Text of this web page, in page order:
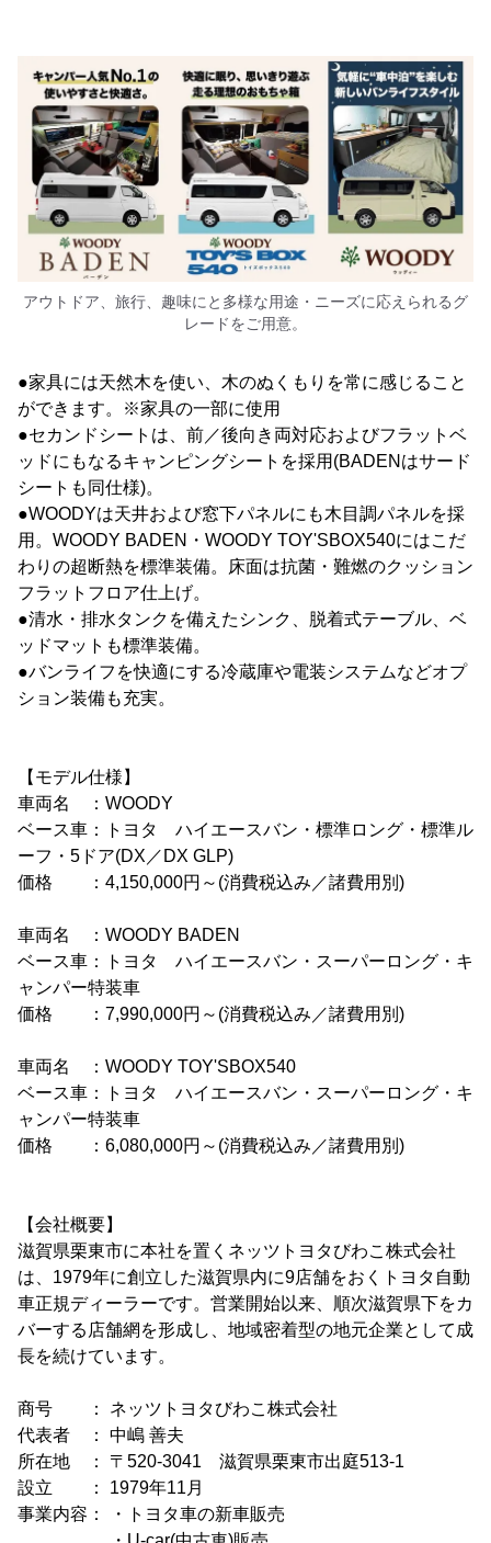
アウトドア、旅行、趣味にと多様な用途・ニーズに応えられるグ
レードをご用意。
●家具には天然木を使い、木のぬくもりを常に感じること
ができます。※家具の一部に使用
●セカンドシートは、前／後向き両対応およびフラットベ
ッドにもなるキャンピングシートを採用(BADENはサード
シートも同仕様)。
●WOODYは天井および窓下パネルにも木目調パネルを採
用。WOODY BADEN・WOODY TOY'SBOX540にはこだ
わりの超断熱を標準装備。床面は抗菌・難燃のクッション
フラットフロア仕上げ。
●清水・排水タンクを備えたシンク、脱着式テーブル、ベ
ッドマットも標準装備。
●バンライフを快適にする冷蔵庫や電装システムなどオプ
ション装備も充実。
【モデル仕様】
車両名 ：WOODY
ベース車：トヨタ ハイエースバン・標準ロング・標準ル
ーフ・5ドア(DX／DX GLP)
価格 ：4,150,000円～(消費税込み／諸費用別)
車両名 ：WOODY BADEN
ベース車：トヨタ ハイエースバン・スーパーロング・キ
ャンパー特装車
価格 ：7,990,000円～(消費税込み／諸費用別)
車両名 ：WOODY TOY'SBOX540
ベース車：トヨタ ハイエースバン・スーパーロング・キ
ャンパー特装車
価格 ：6,080,000円～(消費税込み／諸費用別)
【会社概要】
滋賀県栗東市に本社を置くネッツトヨタびわこ株式会社
は、1979年に創立した滋賀県内に9店舗をおくトヨタ自動
車正規ディーラーです。営業開始以来、順次滋賀県下をカ
バーする店舗網を形成し、地域密着型の地元企業として成
長を続けています。
商号 ： ネッツトヨタびわこ株式会社
代表者 ： 中嶋 善夫
所在地 ： 〒520-3041 滋賀県栗東市出庭513-1
設立 ： 1979年11月
事業内容： ・トヨタ車の新車販売